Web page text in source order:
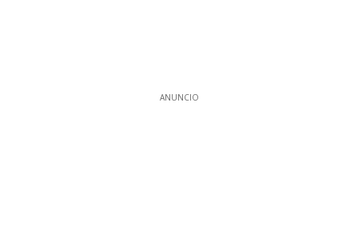
ANUNCIO